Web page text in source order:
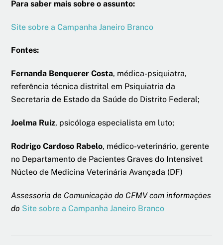
Para saber mais sobre o assunto:
Site sobre a Campanha Janeiro Branco
Fontes:
Fernanda Benquerer Costa, médica-psiquiatra,
referência técnica distrital em Psiquiatria da
Secretaria de Estado da Saúde do Distrito Federal;
Joelma Ruiz, psicóloga especialista em luto;
Rodrigo Cardoso Rabelo, médico-veterinário, gerente
no Departamento de Pacientes Graves do Intensivet
Núcleo de Medicina Veterinária Avançada (DF)
Assessoria de Comunicação do CFMV com informações
do Site sobre a Campanha Janeiro Branco